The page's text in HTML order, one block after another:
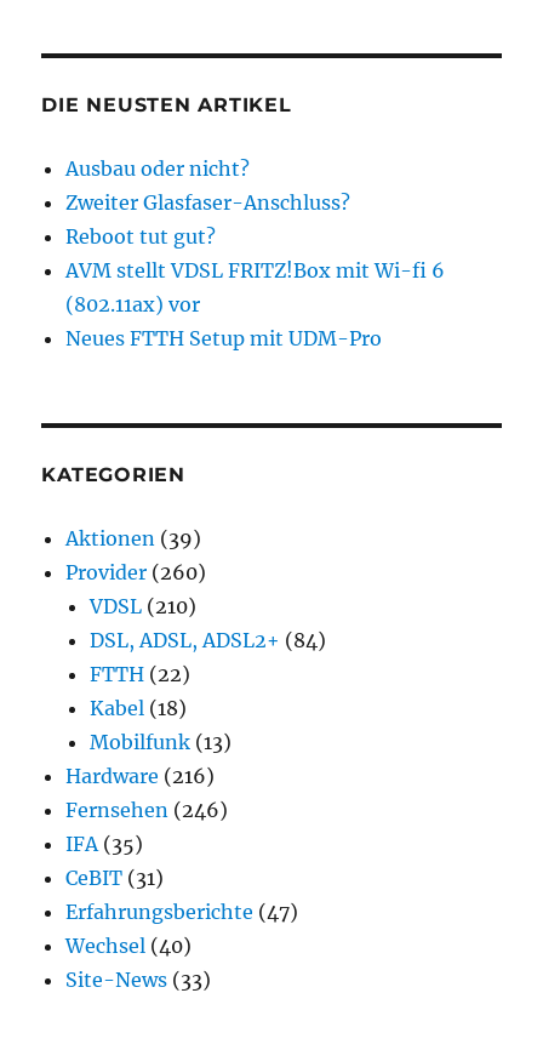
DIE NEUSTEN ARTIKEL
Ausbau oder nicht?
Zweiter Glasfaser-Anschluss?
Reboot tut gut?
AVM stellt VDSL FRITZ!Box mit Wi-fi 6
(802.11ax) vor
Neues FTTH Setup mit UDM-Pro
KATEGORIEN
Aktionen (39)
Provider (260)
VDSL (210)
DSL, ADSL, ADSL2+ (84)
FTTH (22)
Kabel (18)
Mobilfunk (13)
Hardware (216)
Fernsehen (246)
IFA (35)
CeBIT (31)
Erfahrungsberichte (47)
Wechsel (40)
Site-News (33)